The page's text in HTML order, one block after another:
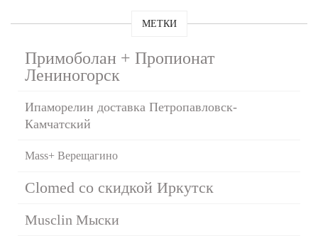
МЕТКИ
Примоболан + Пропионат
Лениногорск
Ипаморелин доставка Петропавловск-
Камчатский
Mass+ Верещагино
Clomed со скидкой Иркутск
Musclin Мыски